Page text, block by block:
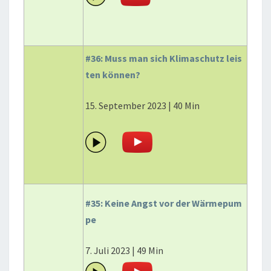
#36: Muss man sich Klimaschutz leis
ten können?
15. September 2023 | 40 Min
#35: Keine Angst vor der Wärmepum
pe
7. Juli 2023 | 49 Min